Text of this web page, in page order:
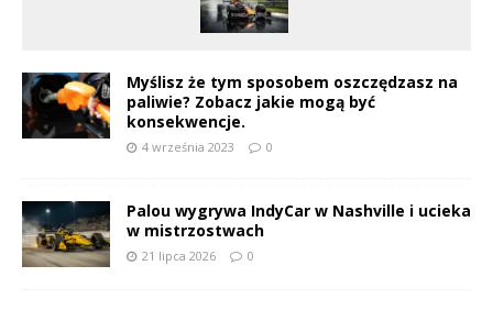
Myślisz że tym sposobem oszczędzasz na
paliwie? Zobacz jakie mogą być
konsekwencje.
4 września 2023 0
Palou wygrywa IndyCar w Nashville i ucieka
w mistrzostwach
21 lipca 2026 0